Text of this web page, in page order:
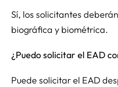
Sí, los solicitantes
biográfica y biométrica.
¿Puedo solicitar el EAD
Puede solicitar el EAD